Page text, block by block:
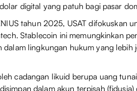
digital yang patuh bagi pasar
tahun 2025, USAT difokuskan
Stablecoin ini memungkinkan
lingkungan hukum yang lebih
cadangan likuid berupa uang
dalam akun terpisah (fidusia)